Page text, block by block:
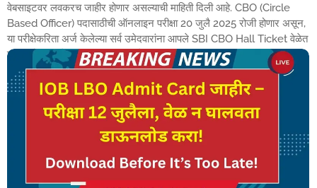
वेबसाइटवर लवकरच जाहीर होणार असल्याची माहिती दिली आहे. CBO (Circle
Based Officer) पदासाठीची ऑनलाइन परीक्षा 20 जुलै 2025 रोजी होणार असून,
या परीक्षेकरिता अर्ज केलेल्या सर्व उमेदवारांना आपले SBI CBO Hall Ticket वेळेत
डाउनलोड करणे अत्यंत आवश्यक आहे. SBI CBO Admit...
Read More